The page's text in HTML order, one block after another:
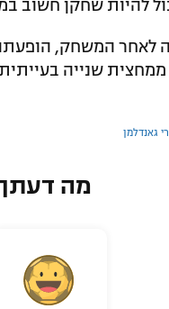
להיות שחקן חשוב
לאחר המשחק,
שנייה
גאנדלמן
מה